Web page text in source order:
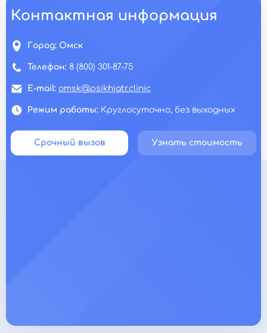
Контактная информация
Город: Омск
Телефон: 8 (800) 301-87-75
E-mail: omsk@psikhiatr.clinic
Режим работы: Круглосуточно, без выходных
Срочный вызов Узнать стоимость